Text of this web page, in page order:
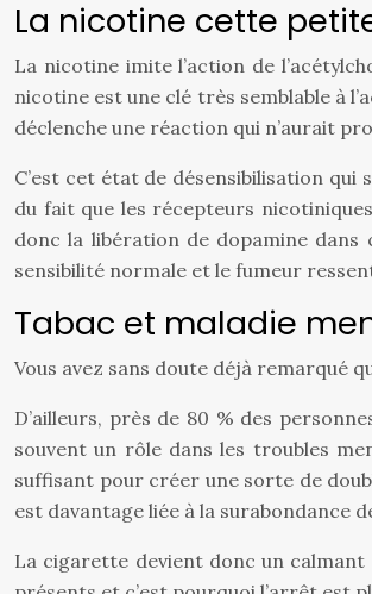
La nicotine cette
La nicotine imite l’action de
nicotine est une clé très semblable à
déclenche une réaction qui n’aurait
C’est cet état de désensibilisation
du fait que les récepteurs
donc la libération de dopamine
sensibilité normale et le fumeur
Tabac et maladie
Vous avez sans doute déjà remarqué
D’ailleurs, près de 80 % des
souvent un rôle dans les troubles
suffisant pour créer une sorte de
est davantage liée à la surabondance
La cigarette devient donc un